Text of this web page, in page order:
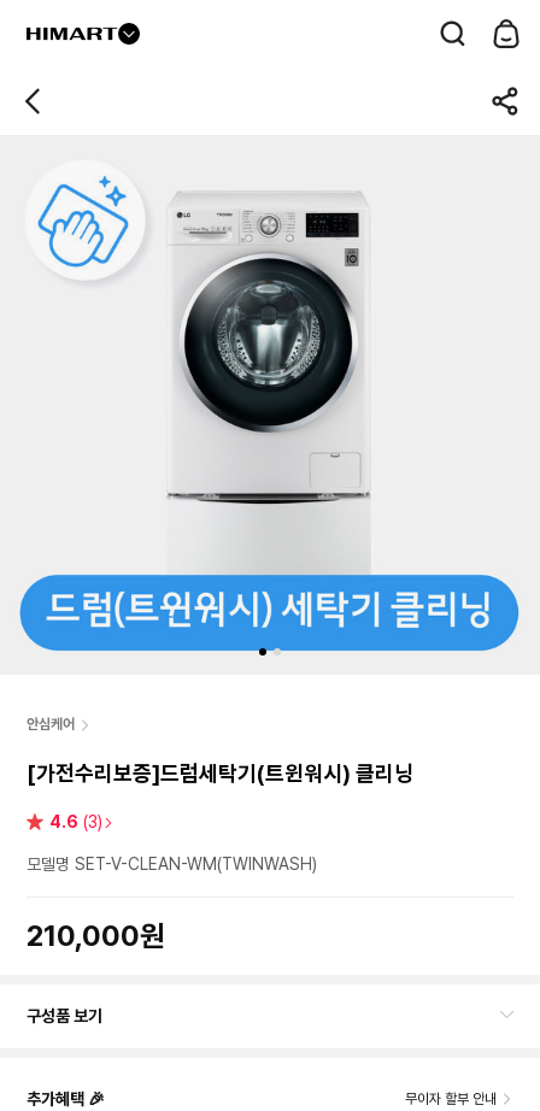
안심케어
[가전수리보증]드럼세탁기(트윈워시) 클리닝
별 4.6 (3)
모델명 SET-V-CLEAN-WM(TWINWASH)
210,000원
구성품 보기
추가혜택 🎉 무이자 할부 안내